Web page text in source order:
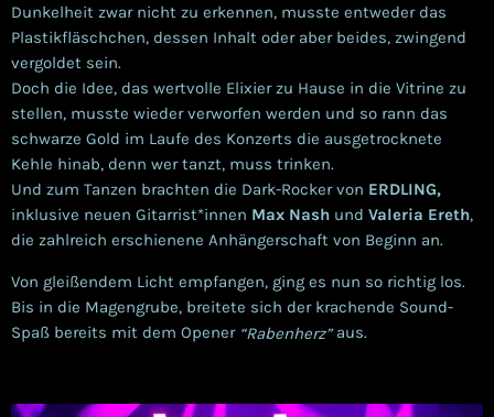
Dunkelheit zwar nicht zu erkennen, musste entweder das
Plastikfläschchen, dessen Inhalt oder aber beides, zwingend
vergoldet sein.
Doch die Idee, das wertvolle Elixier zu Hause in die Vitrine zu
stellen, musste wieder verworfen werden und so rann das
schwarze Gold im Laufe des Konzerts die ausgetrocknete
Kehle hinab, denn wer tanzt, muss trinken.
Und zum Tanzen brachten die Dark-Rocker von ERDLING,
inklusive neuen Gitarrist*innen Max Nash und Valeria Ereth,
die zahlreich erschienene Anhängerschaft von Beginn an.
Von gleißendem Licht empfangen, ging es nun so richtig los.
Bis in die Magengrube, breitete sich der krachende Sound-
Spaß bereits mit dem Opener “Rabenherz”aus.